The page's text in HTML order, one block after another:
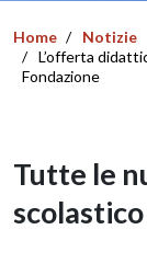
Home
Notizie
L’offerta
Fondazione
Tutte le